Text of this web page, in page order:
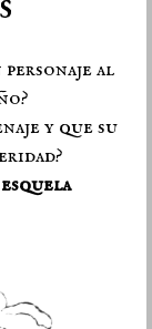
al
y que su